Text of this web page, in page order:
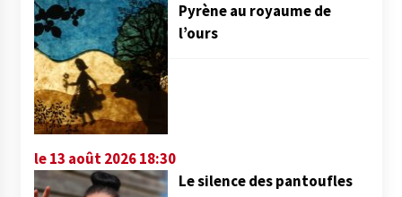
Pyrène au royaume de
l’ours
le 13 août 2026 18:30
Le silence des pantoufles